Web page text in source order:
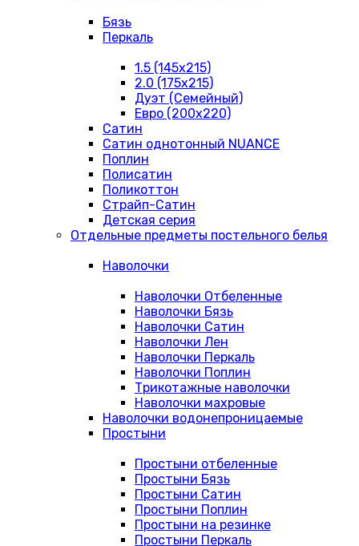
Бязь
Перкаль
1.5 (145х215)
2.0 (175х215)
Дуэт (Семейный)
Евро (200х220)
Сатин
Сатин однотонный NUANCE
Поплин
Полисатин
Поликоттон
Страйп-Сатин
Детская серия
Отдельные предметы постельного белья
Наволочки
Наволочки Отбеленные
Наволочки Бязь
Наволочки Сатин
Наволочки Лен
Наволочки Перкаль
Наволочки Поплин
Трикотажные наволочки
Наволочки махровые
Наволочки водонепроницаемые
Простыни
Простыни отбеленные
Простыни Бязь
Простыни Сатин
Простыни Поплин
Простыни на резинке
Простыни Перкаль